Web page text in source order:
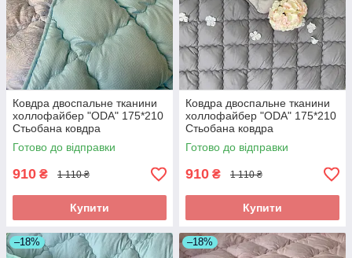
Ковдра двоспальне тканини
холлофайбер "ODA" 175*210
Стьобана ковдра
Готово до відправки
910 ₴ 1 110 ₴
Купити
Ковдра двоспальне тканини
холлофайбер "ODA" 175*210
Стьобана ковдра
Готово до відправки
910 ₴ 1 110 ₴
Купити
–18% –18%